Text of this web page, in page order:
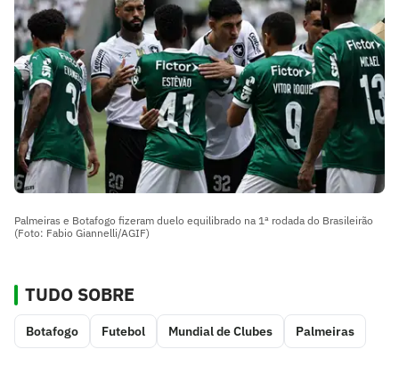
Palmeiras e Botafogo fizeram duelo equilibrado na 1ª rodada do Brasileirão
(Foto: Fabio Giannelli/AGIF)
TUDO SOBRE
Botafogo Futebol Mundial de Clubes Palmeiras